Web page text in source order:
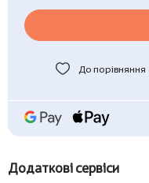
До порівняння
Додаткові сервіси